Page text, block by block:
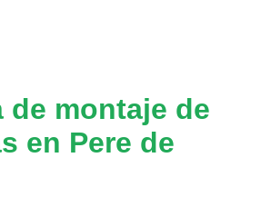
de montaje de
en Pere de